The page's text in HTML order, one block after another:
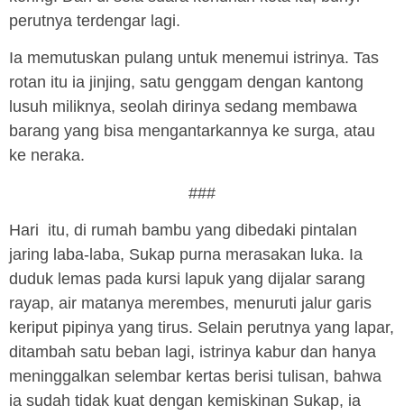
perutnya terdengar lagi.
Ia memutuskan pulang untuk menemui istrinya. Tas
rotan itu ia jinjing, satu genggam dengan kantong
lusuh miliknya, seolah dirinya sedang membawa
barang yang bisa mengantarkannya ke surga, atau
ke neraka.
###
Hari itu, di rumah bambu yang dibedaki pintalan
jaring laba-laba, Sukap purna merasakan luka. Ia
duduk lemas pada kursi lapuk yang dijalar sarang
rayap, air matanya merembes, menuruti jalur garis
keriput pipinya yang tirus. Selain perutnya yang lapar,
ditambah satu beban lagi, istrinya kabur dan hanya
meninggalkan selembar kertas berisi tulisan, bahwa
ia sudah tidak kuat dengan kemiskinan Sukap, ia